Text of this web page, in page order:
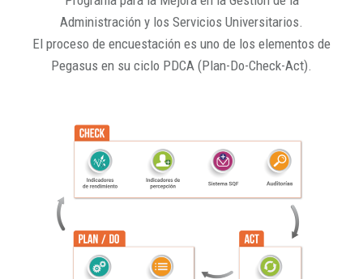
Administración y los Servicios Universitarios.
El proceso de encuestación es uno de los elementos de
Pegasus en su ciclo PDCA (Plan-Do-Check-Act).